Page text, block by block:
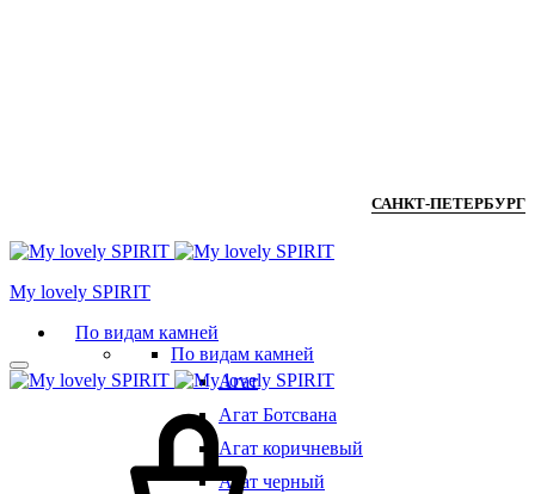
САНКТ-ПЕТЕРБУРГ
Мy lovely SPIRIT
По видам камней
По видам камней
Агат
Агат Ботсвана
Агат коричневый
Агат черный